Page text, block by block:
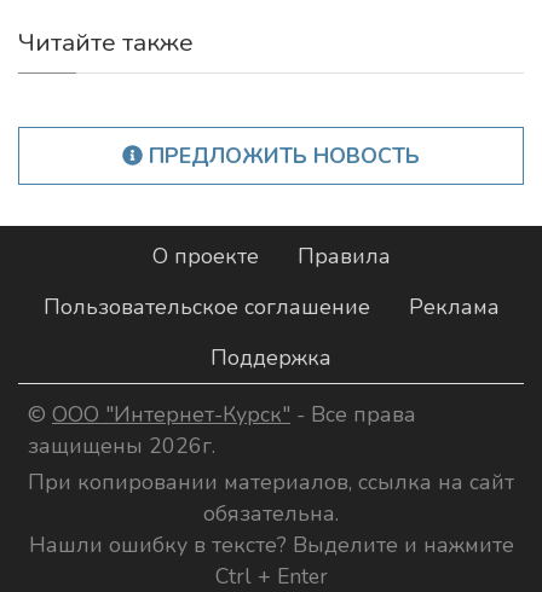
Читайте также
ПРЕДЛОЖИТЬ НОВОСТЬ
О проекте
Правила
Пользовательское соглашение
Реклама
Поддержка
© ООО "Интернет-Курск" - Все права
защищены 2026г.
При копировании материалов, ссылка на сайт
обязательна.
Нашли ошибку в тексте? Выделите и нажмите
Ctrl + Enter